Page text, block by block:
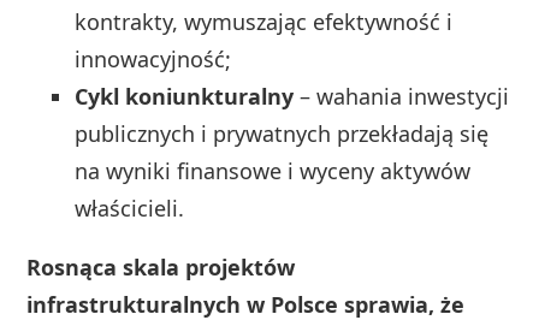
kontrakty, wymuszając efektywność i
innowacyjność;
Cykl koniunkturalny – wahania inwestycji
publicznych i prywatnych przekładają się
na wyniki finansowe i wyceny aktywów
właścicieli.
Rosnąca skala projektów
infrastrukturalnych w Polsce sprawia, że